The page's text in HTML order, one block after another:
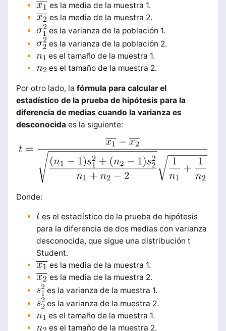
es la media de la muestra 1.
es la media de la muestra 2.
es la varianza de la población 1.
es la varianza de la población 2.
es el tamaño de la muestra 1.
es el tamaño de la muestra 2.
Por otro lado, la fórmula para calcular el
estadístico de la prueba de hipótesis para la
diferencia de medias cuando la varianza es
desconocidaes la siguiente:
Donde:
es el estadístico de la prueba de hipótesis
para la diferencia de dos medias con varianza
desconocida, que sigue una distribución t
Student.
es la media de la muestra 1.
es la media de la muestra 2.
es la varianza de la muestra 1.
es la varianza de la muestra 2.
es el tamaño de la muestra 1.
es el tamaño de la muestra 2.